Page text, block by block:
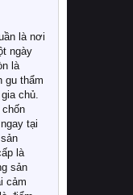
là nơi
ngày
là
gu thẩm
chủ.
tại
là
sản
cảm